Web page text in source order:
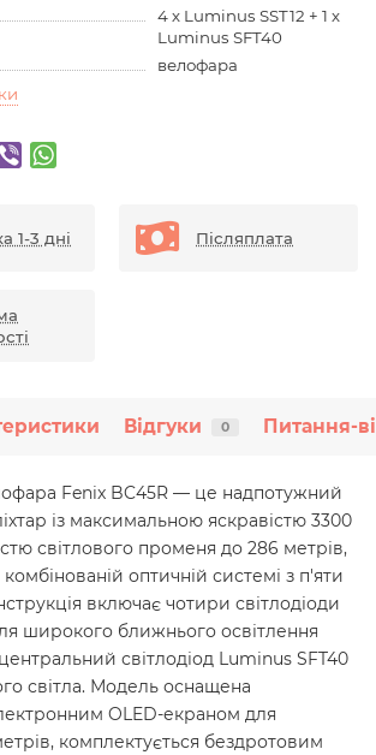
4 х Luminus SST12 + 1 х
Luminus SFT40
велофара
1-3 дні Післяплата
Відгуки 0 Питання-
Fenix BC45R — це надпотужний
із максимальною яскравістю 3300
світлового променя до 286 метрів,
оптичній системі з п'яти
включає чотири світлодіоди
широкого ближнього освітлення
світлодіод Luminus SFT40
світла. Модель оснащена
OLED-екраном для
комплектується бездротовим